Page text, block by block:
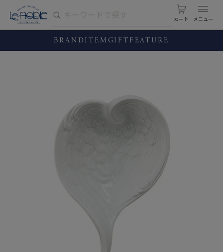
カート
BRANDITEM GIFT FEATURE